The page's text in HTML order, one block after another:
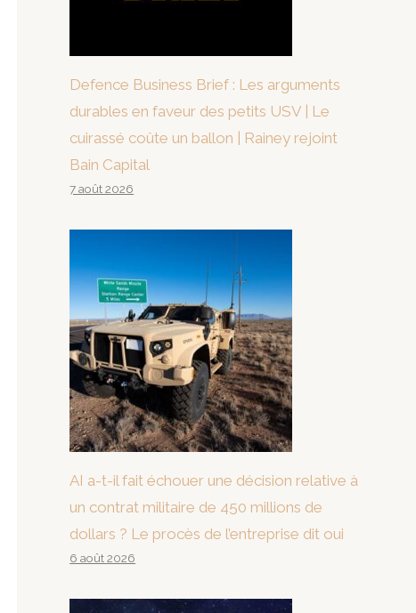
Defence Business Brief : Les arguments
durables en faveur des petits USV | Le
cuirassé coûte un ballon | Rainey rejoint
Bain Capital
7 août 2026
AI a-t-il fait échouer une décision relative à
un contrat militaire de 450 millions de
dollars ? Le procès de l’entreprise dit oui
6 août 2026